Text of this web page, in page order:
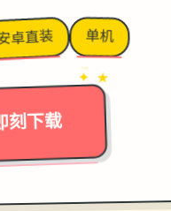
卓直装 单机
刻下载
→
✦ ★